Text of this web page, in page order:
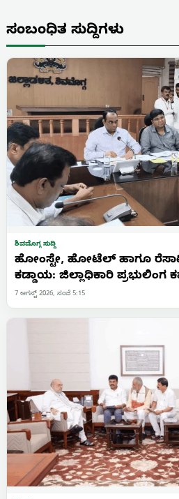
ಸಂಬಂಧಿತ ಸುದ್ದಿಗಳು
ಶಿವಮೊಗ್ಗ ಸುದ್ದಿ
ಹೋಂಸ್ಟೇ, ಹೋಟೆಲ್ ಹಾಗೂ
ಕಡ್ಡಾಯ: ಜಿಲ್ಲಾಧಿಕಾರಿ ಪ್ರಭುಲಿಂಗ
7 ಆಗಸ್ಟ್ 2026, ಸಂಜೆ 5:15